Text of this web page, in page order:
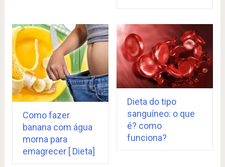
Como fazer
banana com água
morna para
emagrecer [ Dieta]
Dieta do tipo
sanguíneo: o que
é? como
funciona?